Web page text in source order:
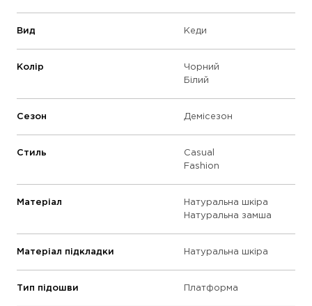
Вид Кеди
Колір
Чорний
Білий
Сезон Демісезон
Стиль
Casual
Fashion
Матеріал
Натуральна шкіра
Натуральна замша
Матеріал підкладки Натуральна шкіра
Тип підошви Платформа